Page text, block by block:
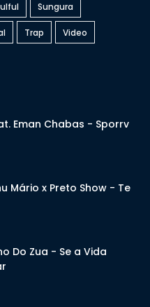
Sungura
Trap Video
Eman Chabas - Sporrv
Mário x Preto Show - Te
Do Zua - Se a Vida